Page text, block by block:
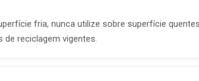
fria, nunca utilize sobre superfície
de reciclagem vigentes.